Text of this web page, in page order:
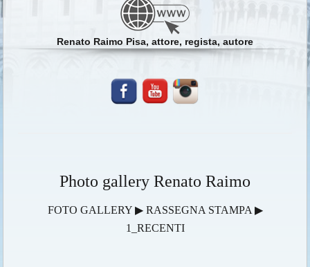
Renato Raimo Pisa, attore, regista, autore
Photo gallery Renato Raimo
FOTO GALLERY ▶ RASSEGNA STAMPA ▶
1_RECENTI